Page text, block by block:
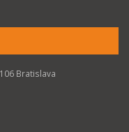
Bratislava